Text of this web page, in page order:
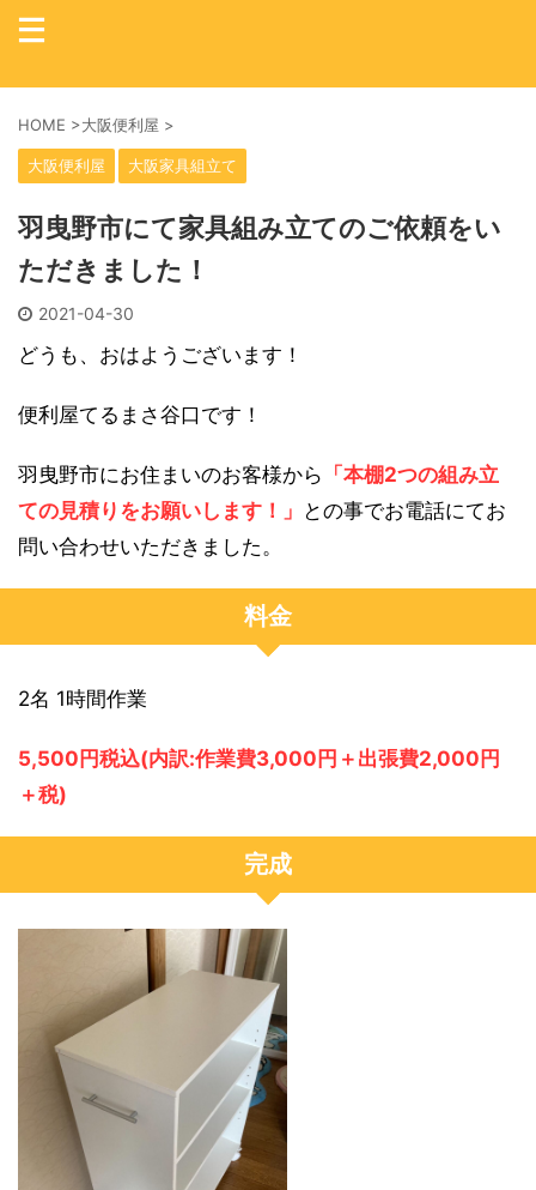
HOME >大阪便利屋 >
大阪便利屋 大阪家具組立て
羽曳野市にて家具組み立てのご依頼をい
ただきました！
2021-04-30
どうも、おはようございます！
便利屋てるまさ谷口です！
羽曳野市にお住まいのお客様から 「本棚2つの組み立
ての見積りをお願いします！」 との事でお電話にてお
問い合わせいただきました。
料金
2名 1時間作業
5,500円税込(内訳:作業費3,000円＋出張費2,000円
＋税)
完成